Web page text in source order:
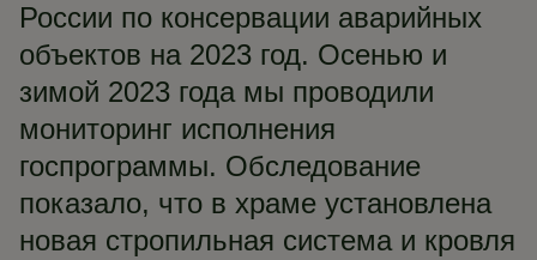
России по консервации аварийных
объектов на 2023 год. Осенью и
зимой 2023 года мы проводили
мониторинг исполнения
госпрограммы. Обследование
показало, что в храме установлена
новая стропильная система и кровля